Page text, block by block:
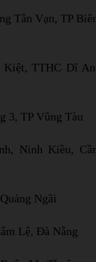
Tân Vạn, TP
TTHC Dĩ
3, TP Vũng Tàu
Ninh Kiều,
Ngãi
Lệ, Đà Nẵng